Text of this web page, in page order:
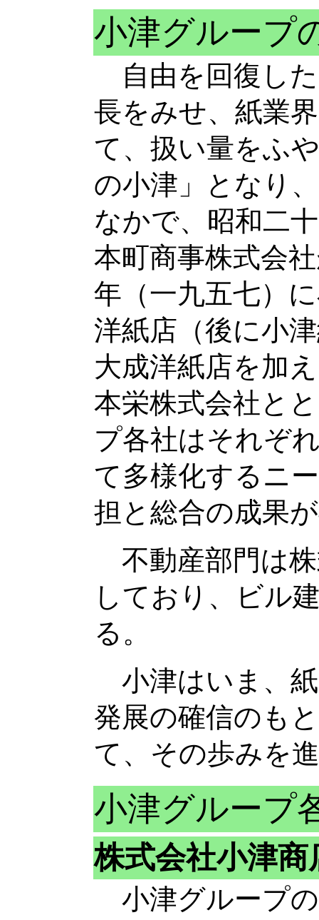
小津グループ
自由を回復し
長をみせ、紙業
て、扱い量をふ
の小津」となり
なかで、昭和二
本町商事株式会
年（一九五七）
洋紙店（後に小
大成洋紙店を加
本栄株式会社と
プ各社はそれぞ
て多様化するニ
担と総合の成果
不動産部門は株
しており、ビル
る。
小津はいま、紙
発展の確信のも
て、その歩みを
小津グループ
株式会社小津商
小津グループの